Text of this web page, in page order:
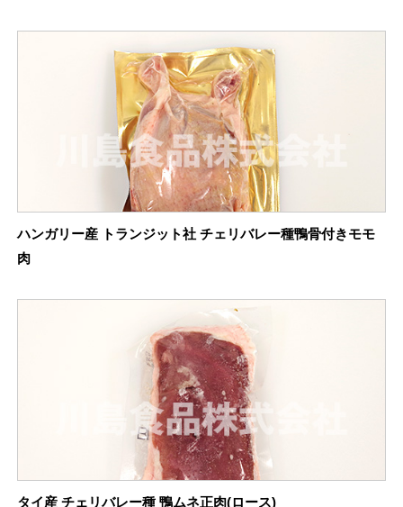
ハンガリー産 トランジット社 チェリバレー種鴨骨付きモモ
肉
タイ産 チェリバレー種 鴨ムネ正肉(ロース)